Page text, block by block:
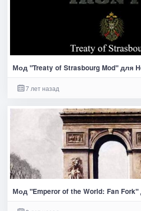
Мод "Treaty of Strasbourg Mod" для
7 лет назад
Мод "Emperor of the World: Fan